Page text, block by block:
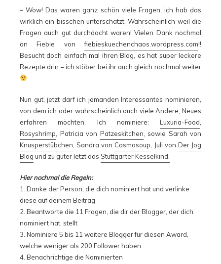
– Wow! Das waren ganz schön viele Fragen, ich hab das
wirklich ein bisschen unterschätzt. Wahrscheinlich weil die
Fragen auch gut durchdacht waren! Vielen Dank nochmal
an Fiebie vonfiebieskuechenchaos.wordpress.com!!
Besucht doch einfach mal ihren Blog, es hat super leckere
Rezepte drin – ich stöber bei ihr auch gleich nochmal weiter
Nun gut, jetzt darf ich jemanden Interessantes nominieren,
von dem ich oder wahrscheinlich auch viele Andere, Neues
erfahren möchten. Ich nominiere: Luxuria-Food
Rosyshrimp , Patricia von Patzeskitchen , sowie Sarah von
Knusperstübchen , Sandra von Cosmosoup , Juli von Der Jog
Blog und zu guter letzt das Stuttgarter Kesselkind.
Hier nochmal die Regeln:
1. Danke der Person, die dich nominiert hat und verlinke
diese auf deinem Beitrag
2. Beantworte die 11 Fragen, die dir der Blogger, der dich
nominiert hat, stellt
3. Nominiere 5 bis 11 weitere Blogger für diesen Award,
welche weniger als 200 Follower haben
4. Benachrichtige die Nominierten